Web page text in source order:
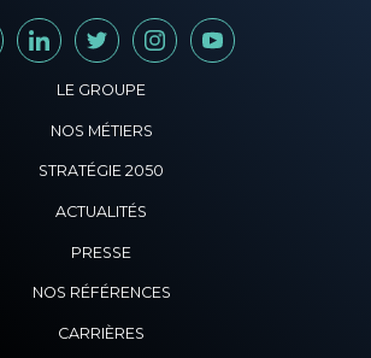
FACEBOOKLINKEDINTWITTERINSTAGRAMYOUTUBE
LE GROUPE
Histoire du Groupe CISN
Une vocation, des valeurs
NOS MÉTIERS
CISN Promotion immobilière
CISN Syndic
STRATÉGIE 2050
Stratégie 2050
Décarbonation
ACTUALITÉS
PRESSE
NOS RÉFÉRENCES
CARRIÈRES